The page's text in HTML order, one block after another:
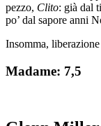
pezzo, Clito: già dal
po’ dal sapore anni
Insomma,
Madame: 7,5